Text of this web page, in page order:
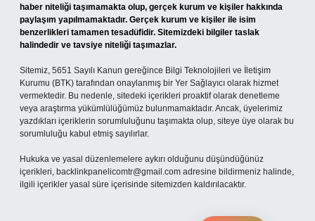
haber niteliği taşımamakta olup, gerçek kurum ve kişiler hakkında
paylaşım yapılmamaktadır. Gerçek kurum ve kişiler ile isim
benzerlikleri tamamen tesadüfidir. Sitemizdeki bilgiler taslak
halindedir ve tavsiye niteliği taşımazlar.
Sitemiz, 5651 Sayılı Kanun gereğince Bilgi Teknolojileri ve İletişim
Kurumu (BTK) tarafından onaylanmış bir Yer Sağlayıcı olarak hizmet
vermektedir. Bu nedenle, sitedeki içerikleri proaktif olarak denetleme
veya araştırma yükümlülüğümüz bulunmamaktadır. Ancak, üyelerimiz
yazdıkları içeriklerin sorumluluğunu taşımakta olup, siteye üye olarak bu
sorumluluğu kabul etmiş sayılırlar.
Hukuka ve yasal düzenlemelere aykırı olduğunu düşündüğünüz
içerikleri, backlinkpanelicomtr@gmail.com adresine bildirmeniz halinde,
ilgili içerikler yasal süre içerisinde sitemizden kaldırılacaktır.